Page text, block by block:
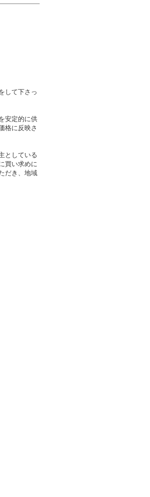
して下さっ
安定的に供
格に反映さ
としている
買い求めに
だき、地域